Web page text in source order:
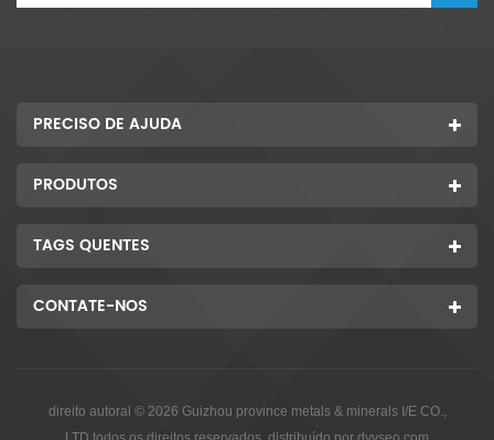
PRECISO DE AJUDA
PRODUTOS
TAGS QUENTES
CONTATE-NOS
direito autoral © 2026 Guizhou province metals & minerals I/E CO.,